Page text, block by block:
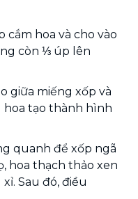
cắm hoa và cho vào
còn ⅓ úp lên
giữa miếng xốp và
hoa tạo thành hình
quanh để xốp ngã
hoa thạch thảo xen
Sau đó, điều